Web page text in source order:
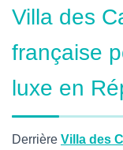
Villa des
française
luxe en
Derrière Villa des